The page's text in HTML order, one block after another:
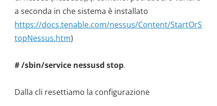
a seconda in che sistema è installato
https://docs.tenable.com/nessus/Content/StartOrS
topNessus.htm)
# /sbin/service nessusd stop.
Dalla cli resettiamo la configurazione